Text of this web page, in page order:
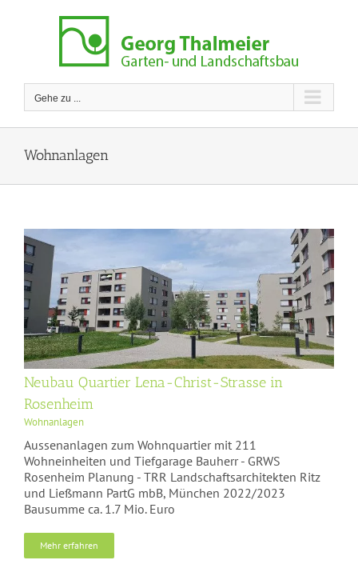
Gehe zu ...
Wohnanlagen
Neubau Quartier Lena-Christ-Strasse in
Rosenheim
Wohnanlagen
Aussenanlagen zum Wohnquartier mit 211
Wohneinheiten und Tiefgarage Bauherr - GRWS
Rosenheim Planung - TRR Landschaftsarchitekten Ritz
und Ließmann PartG mbB, München 2022/2023
Bausumme ca. 1.7 Mio. Euro
Mehr erfahren